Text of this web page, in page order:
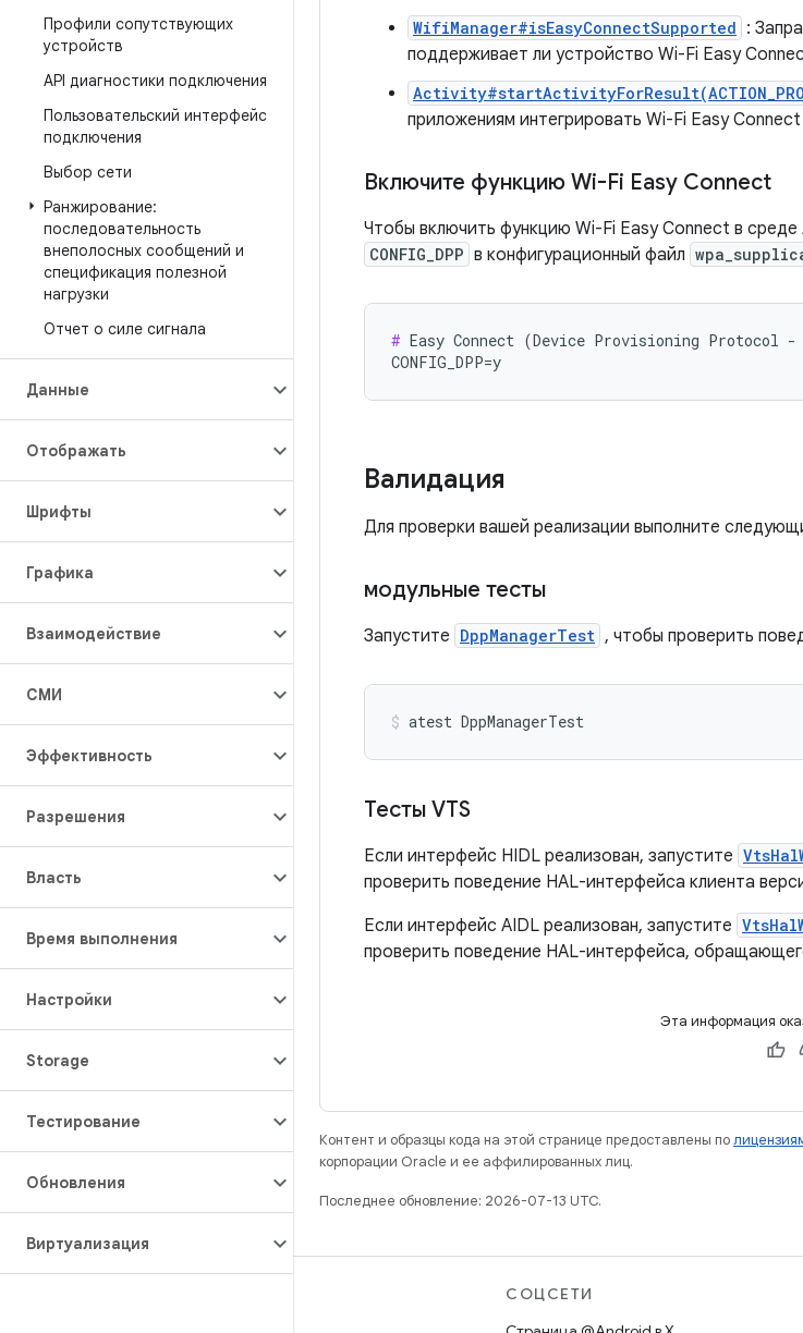
Профили сопутствующих
устройств
API диагностики подключения
Пользовательский интерфейс
подключения
Выбор сети
Ранжирование:
последовательность
внеполосных сообщений и
спецификация полезной
нагрузки
Отчет о силе сигнала
Данные
Отображать
Шрифты
Графика
Взаимодействие
СМИ
Эффективность
Разрешения
Власть
Время выполнения
Настройки
Storage
Тестирование
Обновления
Виртуализация
WifiManager#isEasyConnectSupported :
поддерживает ли устройство Wi-Fi Easy
приложениям интегрировать Wi-Fi Easy
Включите функцию Wi-Fi Easy Connect
Чтобы включить функцию Wi-Fi Easy Connect в
CONFIG_DPP в конфигурационный файл
# Easy Connect (Device Provisioning Protocol -
Валидация
Для проверки вашей реализации выполните
модульные тесты
Запустите DppManagerTest , чтобы проверить
atest DppManagerTest
Тесты VTS
Если интерфейс HIDL реализован, запустите
проверить поведение HAL-интерфейса клиента
Если интерфейс AIDL реализован, запустите
проверить поведение HAL-интерфейса,
Эта информация
Контент и образцы кода на этой странице предоставлены по
корпорации Oracle и ее аффилированных лиц.
Последнее обновление: 2026-07-13 UTC.
СОЦСЕТИ